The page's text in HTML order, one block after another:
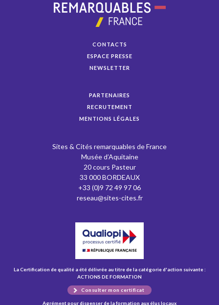
CONTACTS
ESPACE PRESSE
NEWSLETTER
PARTENAIRES
RECRUTEMENT
MENTIONS LÉGALES
Sites & Cités remarquables de France
Musée d’Aquitaine
20 cours Pasteur
33 000 BORDEAUX
+33 (0)9 72 49 97 06
reseau@sites-cites.fr
La Certification de qualité a été délivrée au titre de la catégorie d'action suivante :
ACTIONS DE FORMATION
Consulter mon certificat
Agrément pour dispenser de la formation aux élus locaux